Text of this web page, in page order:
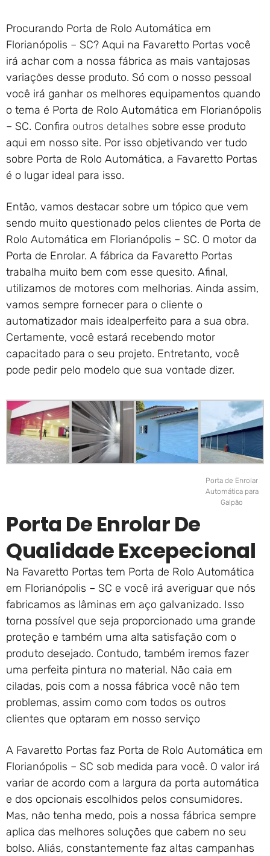
Portão de Garagem de
Enrolar em Nova Iguaçu – RJ
Portão de Garagem de
Enrolar em Nova Friburgo –
RJ
Procurando Porta de Rolo Automática em
Florianópolis – SC? Aqui na Favaretto Portas você
irá achar com a nossa fábrica as mais vantajosas
variações desse produto. Só com o nosso pessoal
você irá ganhar os melhores equipamentos quando
o tema é Porta de Rolo Automática em Florianópolis
– SC. Confira outros detalhes sobre esse produto
aqui em nosso site. Por isso objetivando ver tudo
sobre Porta de Rolo Automática, a Favaretto Portas
é o lugar ideal para isso.
Então, vamos destacar sobre um tópico que vem
sendo muito questionado pelos clientes de Porta de
Rolo Automática em Florianópolis – SC. O motor da
Porta de Enrolar. A fábrica da Favaretto Portas
trabalha muito bem com esse quesito. Afinal,
utilizamos de motores com melhorias. Ainda assim,
vamos sempre fornecer para o cliente o
automatizador mais idealperfeito para a sua obra.
Certamente, você estará recebendo motor
capacitado para o seu projeto. Entretanto, você
pode pedir pelo modelo que sua vontade dizer.
Porta de Enrolar
Automática para
Galpão
Porta De Enrolar De
Qualidade Excepecional
Na Favaretto Portas tem Porta de Rolo Automática
em Florianópolis – SC e você irá averiguar que nós
fabricamos as lâminas em aço galvanizado. Isso
torna possível que seja proporcionado uma grande
proteção e também uma alta satisfação com o
produto desejado. Contudo, também iremos fazer
uma perfeita pintura no material. Não caia em
ciladas, pois com a nossa fábrica você não tem
problemas, assim como com todos os outros
clientes que optaram em nosso serviço
A Favaretto Portas faz Porta de Rolo Automática em
Florianópolis – SC sob medida para você. O valor irá
variar de acordo com a largura da porta automática
e dos opcionais escolhidos pelos consumidores.
Mas, não tenha medo, pois a nossa fábrica sempre
aplica das melhores soluções que cabem no seu
bolso. Aliás, constantemente faz altas campanhas